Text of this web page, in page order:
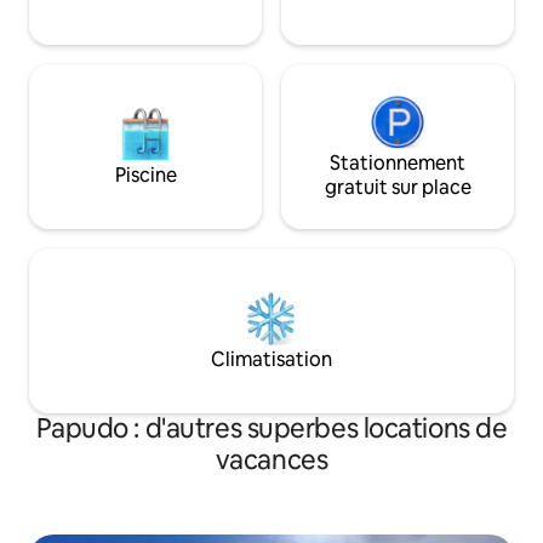
Piscine
Stationnement
gratuit sur place
Climatisation
Papudo : d'autres superbes locations de
vacances